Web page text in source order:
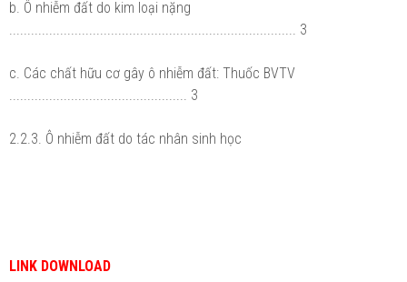
b. Ô nhiễm đất do kim loại nặng
............................................................................... 3
c. Các chất hữu cơ gây ô nhiễm đất: Thuốc BVTV
................................................. 3
2.2.3. Ô nhiễm đất do tác nhân sinh học
LINK DOWNLOAD